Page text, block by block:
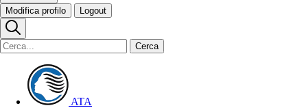
Modifica profilo Logout
Cerca
ATA